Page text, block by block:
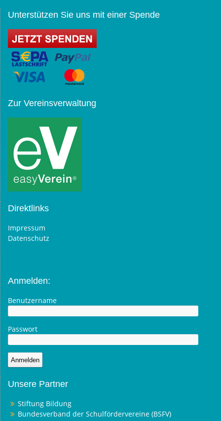
Unterstützen Sie uns mit einer Spende
Zur Vereinsverwaltung
Direktlinks
Impressum
Datenschutz
Anmelden:
Benutzername
Passwort
Unsere Partner
Stiftung Bildung
Bundesverband der Schulfördervereine (BSFV)